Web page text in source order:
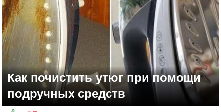
Как почистить утюг при помощи
подручных средств